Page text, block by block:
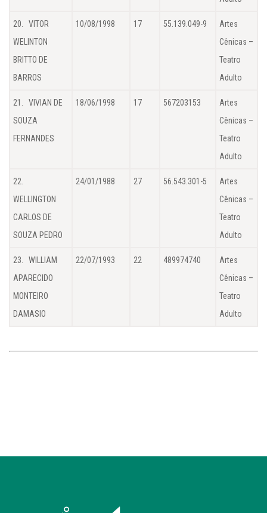
20. VITOR
WELINTON
BRITTO DE
BARROS
10/08/1998 17 55.139.049-9
Artes
Cênicas –
Teatro
Adulto
21. VIVIAN DE
SOUZA
FERNANDES
18/06/1998 17 567203153
Artes
Cênicas –
Teatro
Adulto
22.
WELLINGTON
CARLOS DE
SOUZA PEDRO
24/01/1988 27 56.543.301-5
Artes
Cênicas –
Teatro
Adulto
23. WILLIAM
APARECIDO
MONTEIRO
DAMASIO
22/07/1993 22 489974740
Artes
Cênicas –
Teatro
Adulto